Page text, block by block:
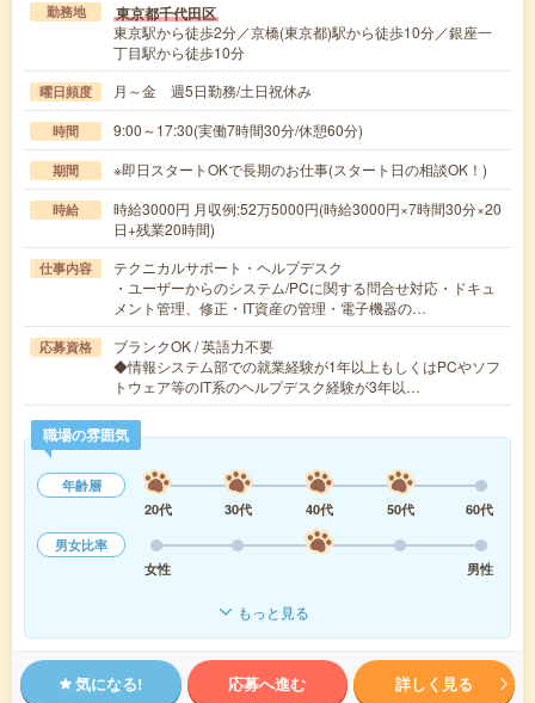
勤務地 東京都千代田区
東京駅から徒歩2分／京橋(東京都)駅から徒歩10分／銀座一
丁目駅から徒歩10分
曜日頻度 月～金 週5日勤務/土日祝休み
時間 9:00～17:30(実働7時間30分/休憩60分)
期間 ※即日スタートOKで長期のお仕事(スタート日の相談OK！)
時給
時給3000円 月収例:52万5000円(時給3000円×7時間30分×20
日+残業20時間)
仕事内容
テクニカルサポート・ヘルプデスク
・ユーザーからのシステム/PCに関する問合せ対応・ドキュ
メント管理、修正・IT資産の管理・電子機器の…
応募資格
ブランクOK / 英語力不要
◆情報システム部での就業経験が1年以上もしくはPCやソフ
トウェア等のIT系のヘルプデスク経験が3年以…
職場の雰囲気
年齢層
20代
30代 40代 50代
60代
男女比率
女性
男性
もっと見る
気になる! 応募へ進む 詳しく見る